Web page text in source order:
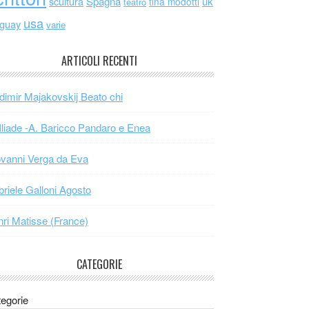
usa varie
ARTICOLI RECENTI
Majakovskij Beato chi
-A. Baricco Pandaro e Enea
Verga da Eva
Galloni Agosto
Matisse (France)
CATEGORIE